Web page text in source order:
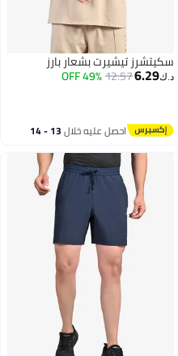
سكيتشرز تيشيرت بشعار بارز
د.ك‏6.29
12.57
49% OFF
احصل عليه خلال 13 - 14
اغسطس